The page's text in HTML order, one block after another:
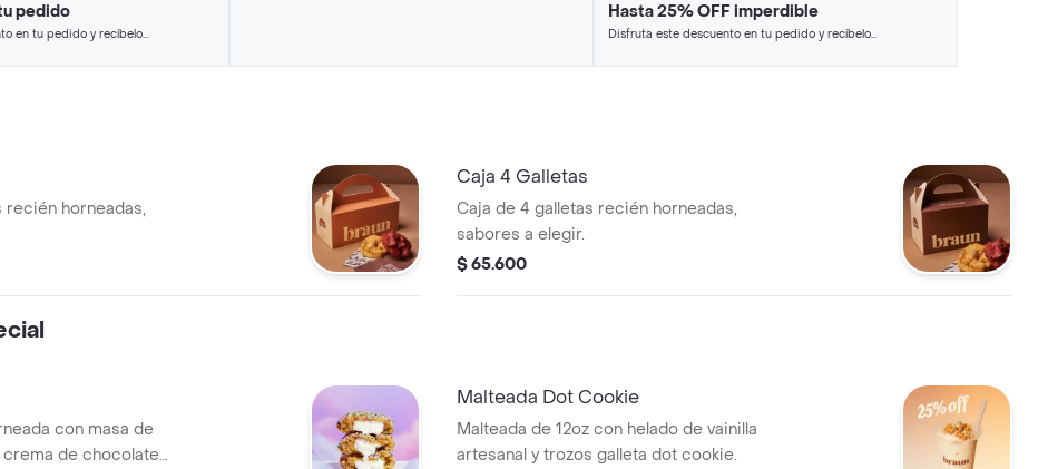
pedido
en tu pedido y recíbelo
Hasta 25% OFF imperdible
Disfruta este descuento en tu pedido y recíbelo
recién horneadas,
Caja 4 Galletas
Caja de 4 galletas recién horneadas,
sabores a elegir.
$ 65.600
con masa de
crema de chocolate
Malteada Dot Cookie
Malteada de 12oz con helado de vainilla
artesanal y trozos galleta dot cookie.